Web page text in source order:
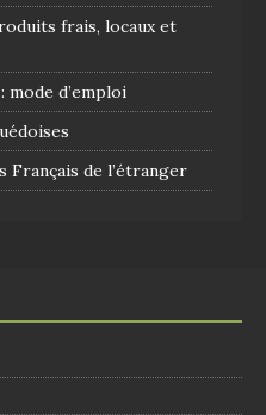
frais, locaux et
d’emploi
Français de l’étranger